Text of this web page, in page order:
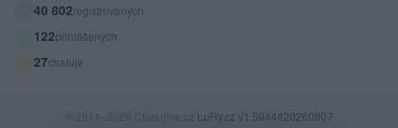
40 802registrovaných
122přihlášených
27chatuje
© 2011–2026 Chatujme.cz LuRy.cz v1.5944#20260807